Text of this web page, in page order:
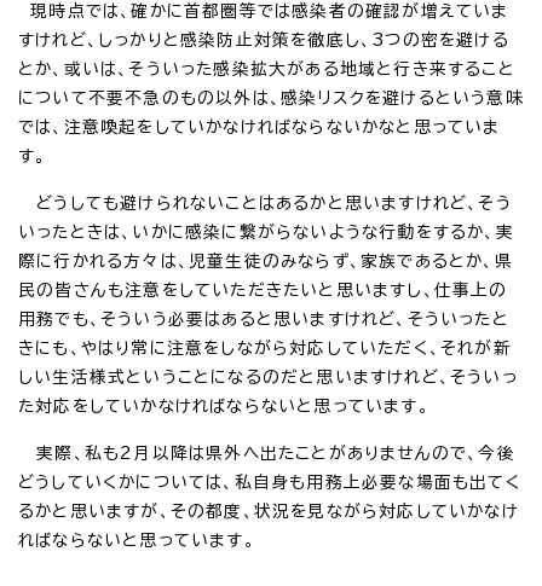
現時点では、確かに首都圏等では感染者の確認が増えていま
すけれど、しっかりと感染防止対策を徹底し、3つの密を避ける
とか、或いは、そういった感染拡大がある地域と行き来すること
について不要不急のもの以外は、感染リスクを避けるという意味
では、注意喚起をしていかなければならないかなと思っていま
す。
どうしても避けられないことはあるかと思いますけれど、そう
いったときは、いかに感染に繋がらないような行動をするか、実
際に行かれる方々は、児童生徒のみならず、家族であるとか、県
民の皆さんも注意をしていただきたいと思いますし、仕事上の
用務でも、そういう必要はあると思いますけれど、そういったと
きにも、やはり常に注意をしながら対応していただく、それが新
しい生活様式ということになるのだと思いますけれど、そういっ
た対応をしていかなければならないと思っています。
実際、私も2月以降は県外へ出たことがありませんので、今後
どうしていくかについては、私自身も用務上必要な場面も出てく
るかと思いますが、その都度、状況を見ながら対応していかなけ
ればならないと思っています。